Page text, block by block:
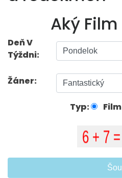
Aký
Deň V
Týždni:
Žáner:
Typ: Film
Šou